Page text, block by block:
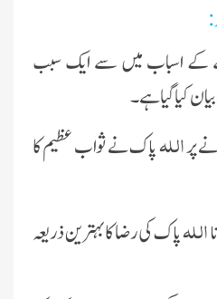
:
کے اسباب میں سے ایک سبب
کیا گیا ہے ۔
اللہپاک نے ثواب عظیم کا
اللہپاک کی رضا کا بہترین ذریعہ